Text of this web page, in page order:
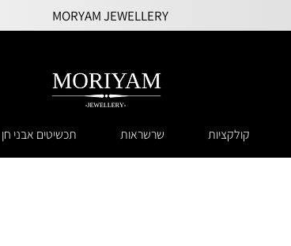
MORYAM JEWELLERY
קולקציות שרשראות תכשיטים אבני חן